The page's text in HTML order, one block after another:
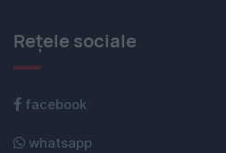
Rețele sociale
facebook
whatsapp